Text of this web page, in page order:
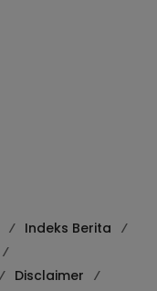
Indeks Berita
Disclaimer